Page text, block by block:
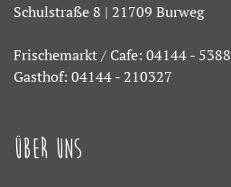
Schulstraße 8 | 21709 Burweg
Frischemarkt / Cafe: 04144 - 5388
Gasthof: 04144 - 210327
Über Uns